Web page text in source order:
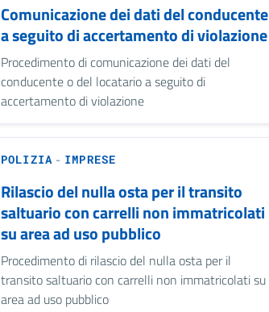
Comunicazione dei dati del conducente
a seguito di accertamento di violazione
Procedimento di comunicazione dei dati del
conducente o del locatario a seguito di
accertamento di violazione
POLIZIA- IMPRESE
Rilascio del nulla osta per il transito
saltuario con carrelli non immatricolati
su area ad uso pubblico
Procedimento di rilascio del nulla osta per il
transito saltuario con carrelli non immatricolati su
area ad uso pubblico